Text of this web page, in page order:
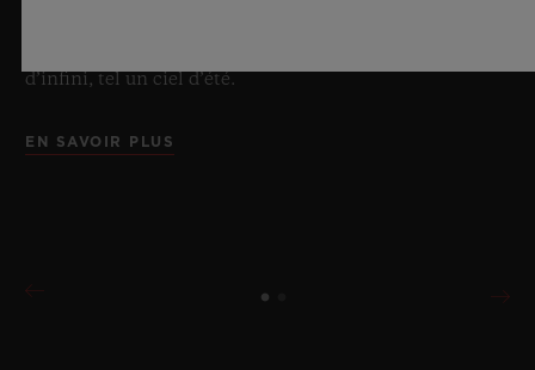
d’infini, tel un ciel d’été.
EN SAVOIR PLUS